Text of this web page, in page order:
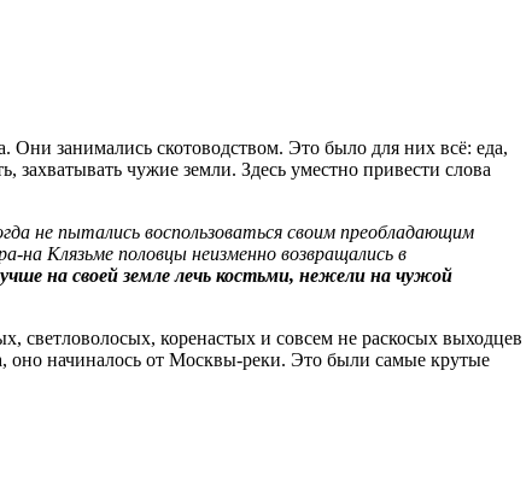
занимались скотоводством. Это было для них всё: еда,
чужие земли. Здесь уместно привести слова
не пытались воспользоваться своим преобладающим
на Клязьме половцы неизменно возвращались в
на своей земле лечь костьми, нежели на чужой
светловолосых, коренастых и совсем не раскосых выходцев
оно начиналось от Москвы-реки. Это были самые крутые